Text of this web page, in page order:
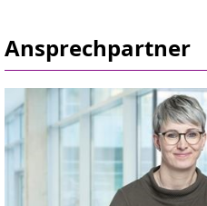
Ansprechpartner